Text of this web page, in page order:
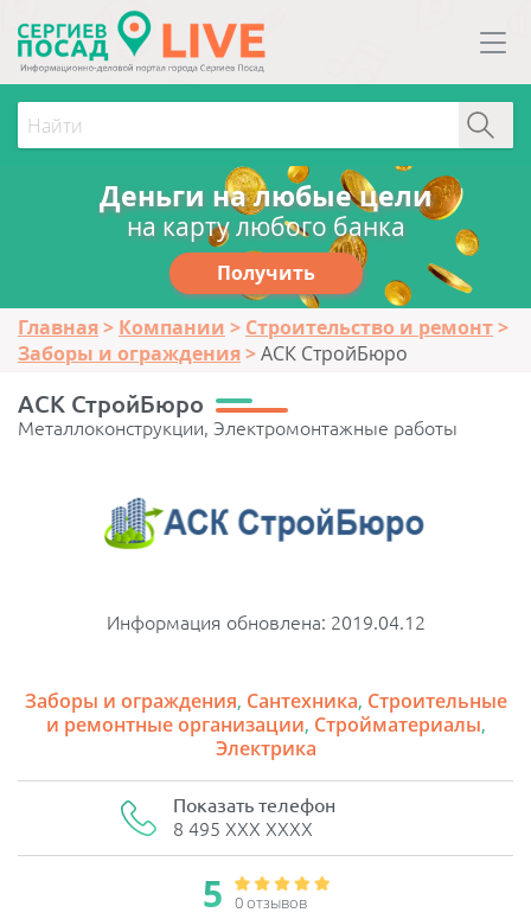
Деньги на любые цели
на карту любого банка
Получить
Главная Компании
Строительство и ремонт
Заборы и ограждения
АСК СтройБюро
АСК СтройБюро
Металлоконструкции, Электромонтажные работы
Информация обновлена: 2019.04.12
Заборы и ограждения, Сантехника, Строительные
и ремонтные организации, Стройматериалы,
Электрика
Показать телефон
8 495 XXX XXXX
5 0 отзывов